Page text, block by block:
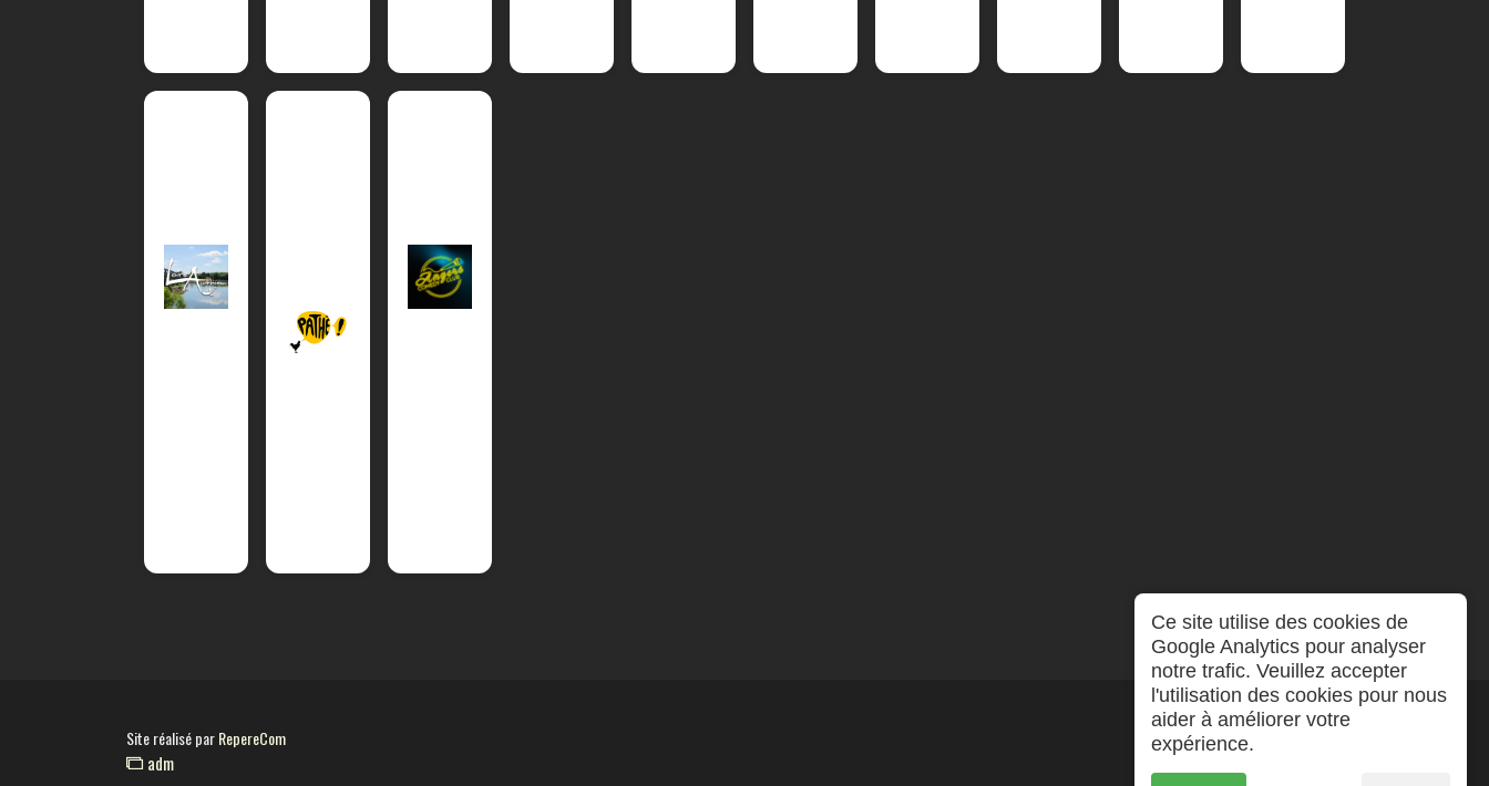
Site réalisé parRepereCom
adm
Ce site utilise des cookies de
Google Analytics pour analyser
notre trafic. Veuillez accepter
l'utilisation des cookies pour nous
aider à améliorer votre
expérience.